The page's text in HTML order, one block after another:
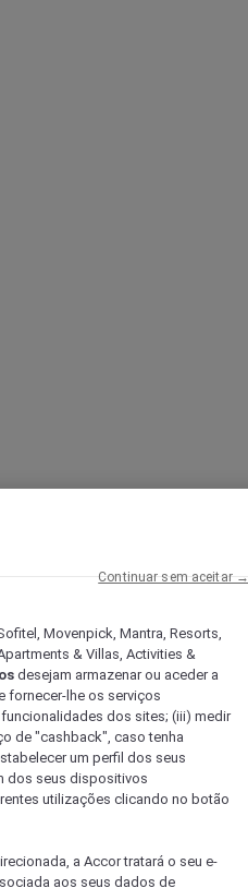
Movenpick, Mantra, Resorts,
& Villas, Activities &
desejam armazenar ou aceder a
fornecer-lhe os serviços
dos sites; (iii) medir
de "cashback", caso tenha
um perfil dos seus
dos seus dispositivos
utilizações clicando no botão
a Accor tratará o seu e-
aos seus dados de
Continuar sem aceitar →